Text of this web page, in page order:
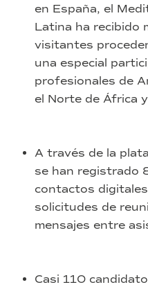
en España, el
Latina ha recibido
visitantes
una especial
profesionales de
el Norte de África
A través de la
se han registrado
contactos
solicitudes de
mensajes entre
Casi 110